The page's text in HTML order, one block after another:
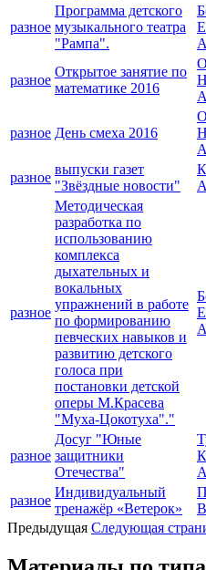
разное
Программа детского
музыкального театра
"Рампа".
разное
Открытое занятие по
математике 2016
разное День смеха 2016
разное
выпуски газет
"Звёздные новости"
разное
Методическая
разработка по
использованию
комплекса
дыхательных и
вокальных
упражнений в работе
по формированию
певческих навыков и
развитию детского
голоса при
постановки детской
оперы М.Красева
"Муха-Цокотуха"."
разное
Досуг "Юные
защитники
Отечества"
разное
Индивидуальный
тренажёр «Ветерок»
Предыдущая Следующая